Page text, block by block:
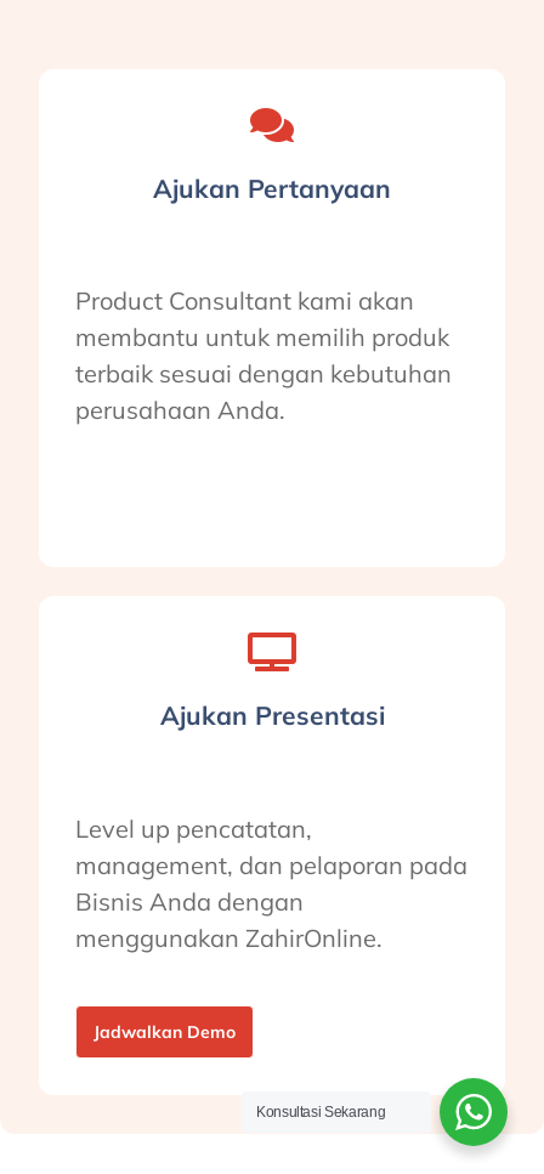
Ajukan Pertanyaan
Product Consultant kami akan
membantu untuk memilih produk
terbaik sesuai dengan kebutuhan
perusahaan Anda.
Ajukan Presentasi
Level up pencatatan,
management, dan pelaporan pada
Bisnis Anda dengan
menggunakan ZahirOnline.
Jadwalkan Demo
Konsultasi Sekarang